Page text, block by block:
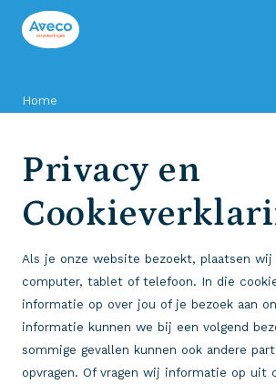
Home
Privacy en
Als je onze website bezoekt, plaatsen
computer, tablet of telefoon. In die
informatie op over jou of je bezoek aan
informatie kunnen we bij een volgend
sommige gevallen kunnen ook andere
opvragen. Of vragen wij informatie op uit